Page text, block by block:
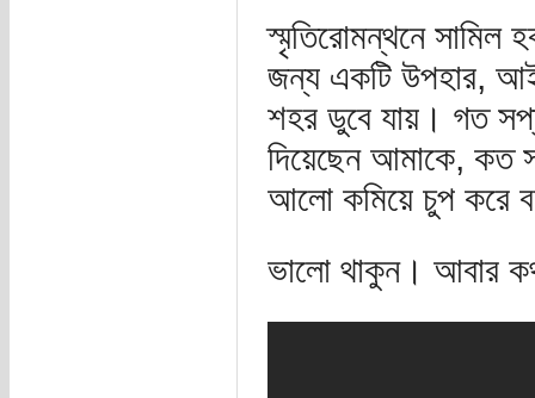
স্মৃতিরোমন্থনে
জন্য একটি উপহার,
শহর ডুবে যায়। গত
দিয়েছেন আমাকে, কত
আলো কমিয়ে চুপ করে
ভালো থাকুন। আবার